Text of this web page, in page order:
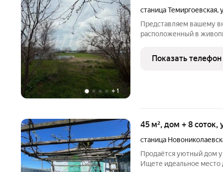
+ 1
станица Темиргоевская,
Представляем вашему
расположенный в
городской
соток. В доме несколько
Показать телефон
45 м², дом + 8 соток,
станица
Продаётся уютный дом
Ищете идеальное место